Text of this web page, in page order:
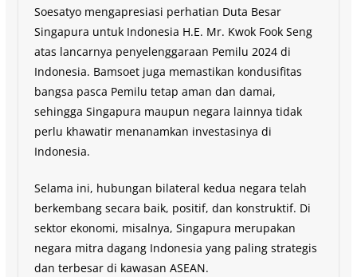
Soesatyo mengapresiasi perhatian Duta Besar
Singapura untuk Indonesia H.E. Mr. Kwok Fook Seng
atas lancarnya penyelenggaraan Pemilu 2024 di
Indonesia. Bamsoet juga memastikan kondusifitas
bangsa pasca Pemilu tetap aman dan damai,
sehingga Singapura maupun negara lainnya tidak
perlu khawatir menanamkan investasinya di
Indonesia.
Selama ini, hubungan bilateral kedua negara telah
berkembang secara baik, positif, dan konstruktif. Di
sektor ekonomi, misalnya, Singapura merupakan
negara mitra dagang Indonesia yang paling strategis
dan terbesar di kawasan ASEAN.